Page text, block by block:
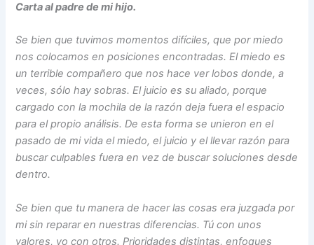
Carta al padre de mi hijo.
Se bien que tuvimos momentos difíciles, que por miedo
nos colocamos en posiciones encontradas. El miedo es
un terrible compañero que nos hace ver lobos donde, a
veces, sólo hay sobras. El juicio es su aliado, porque
cargado con la mochila de la razón deja fuera el espacio
para el propio análisis. De esta forma se unieron en el
pasado de mi vida el miedo, el juicio y el llevar razón para
buscar culpables fuera en vez de buscar soluciones desde
dentro.
Se bien que tu manera de hacer las cosas era juzgada por
mi sin reparar en nuestras diferencias. Tú con unos
valores, yo con otros. Prioridades distintas, enfoques